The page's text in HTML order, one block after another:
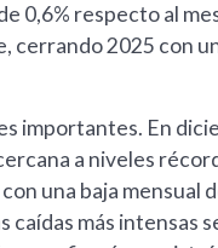
0,6% respecto al
cerrando 2025 con
importantes. En
a niveles
una baja mensual
caídas más intensas